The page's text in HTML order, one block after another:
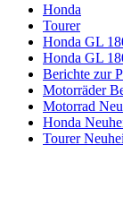
Honda
Tourer
Honda GL
Honda GL
Berichte zur
Motorräder
Motorrad
Honda
Tourer